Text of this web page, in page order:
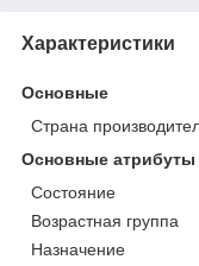
Характеристики
Основные
Страна
Основные атрибуты
Состояние
Возрастная группа
Назначение